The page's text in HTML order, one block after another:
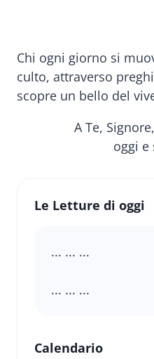
Chi ogni giorno si
culto, attraverso
scopre un bello del
A Te,
oggi e
Le Letture di oggi
... ... ...
... ... ...
Calendario